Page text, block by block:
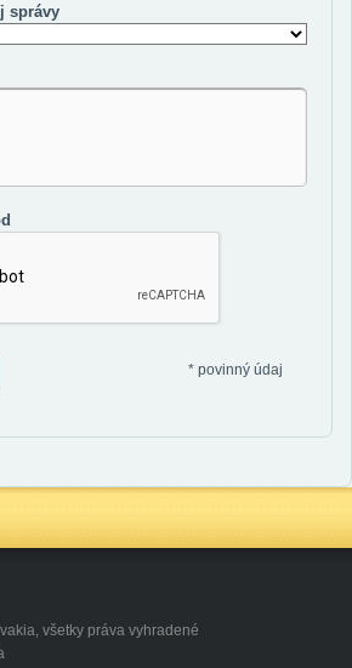
správy
* povinný údaj
všetky práva vyhradené